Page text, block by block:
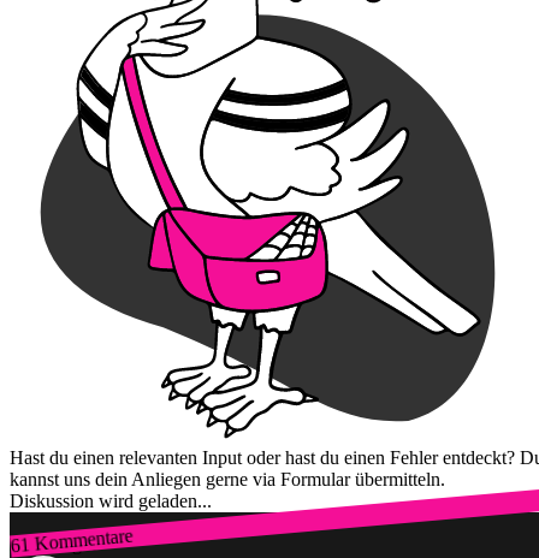
Hast du einen relevanten Input oder hast du einen Fehler entdeckt?
kannst uns dein Anliegen gerne via Formular übermitteln.
Diskussion wird geladen...
61 Kommentare
Zum Login